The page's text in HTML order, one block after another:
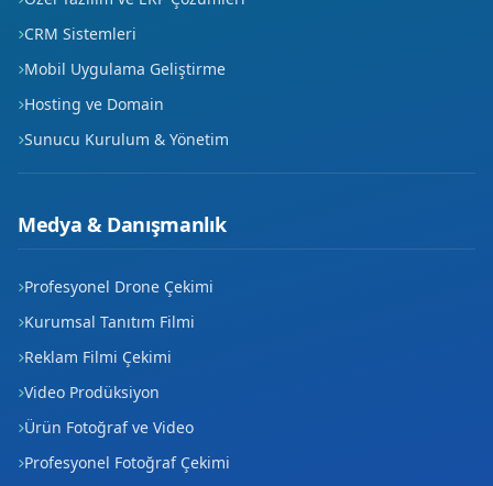
CRM Sistemleri
Mobil Uygulama Geliştirme
Hosting ve Domain
Sunucu Kurulum & Yönetim
Medya & Danışmanlık
Profesyonel Drone Çekimi
Kurumsal Tanıtım Filmi
Reklam Filmi Çekimi
Video Prodüksiyon
Ürün Fotoğraf ve Video
Profesyonel Fotoğraf Çekimi